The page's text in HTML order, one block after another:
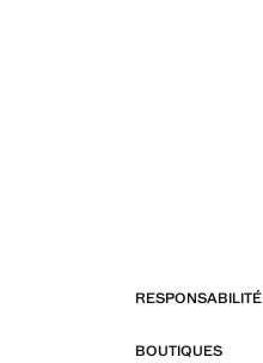
RESPONSABILITÉ
BOUTIQUES